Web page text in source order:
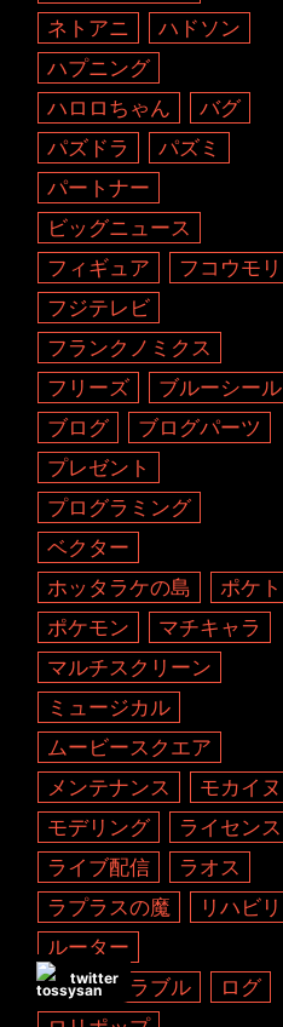
ネトアニ
ハドソン
ハプニング
ハロロちゃん
バグ
パズドラ
パズミ
パートナー
ビッグニュース
フィギュア
フコウモリ
フジテレビ
フランクノミクス
フリーズ
ブルーシール
ブログ
ブログパーツ
プレゼント
プログラミング
ベクター
ホッタラケの島
ポケト
ポケモン
マチキャラ
マルチスクリーン
ミュージカル
ムービースクエア
メンテナンス
モカイヌ
モデリング
ライセンス
ライブ配信
ラオス
ラプラスの魔
リハビリ
ルーター
レ・ミゼラブル
ログ
twitter